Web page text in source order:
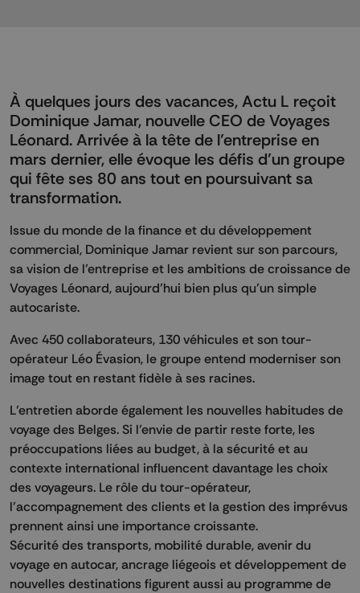
À quelques jours des vacances, Actu L reçoit
Dominique Jamar, nouvelle CEO de Voyages
Léonard. Arrivée à la tête de l’entreprise en
mars dernier, elle évoque les défis d’un groupe
qui fête ses 80 ans tout en poursuivant sa
transformation.
Issue du monde de la finance et du développement
commercial, Dominique Jamar revient sur son parcours,
sa vision de l’entreprise et les ambitions de croissance de
Voyages Léonard, aujourd’hui bien plus qu’un simple
autocariste.
Avec 450 collaborateurs, 130 véhicules et son tour-
opérateur Léo Évasion, le groupe entend moderniser son
image tout en restant fidèle à ses racines.
L’entretien aborde également les nouvelles habitudes de
voyage des Belges. Si l’envie de partir reste forte, les
préoccupations liées au budget, à la sécurité et au
contexte international influencent davantage les choix
des voyageurs. Le rôle du tour-opérateur,
l’accompagnement des clients et la gestion des imprévus
prennent ainsi une importance croissante.
Sécurité des transports, mobilité durable, avenir du
voyage en autocar, ancrage liégeois et développement de
nouvelles destinations figurent aussi au programme de